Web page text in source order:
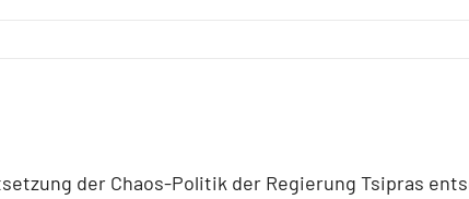
der Chaos-Politik der Regierung Tsipras